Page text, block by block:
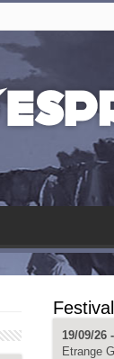
19/09/26
Etrange